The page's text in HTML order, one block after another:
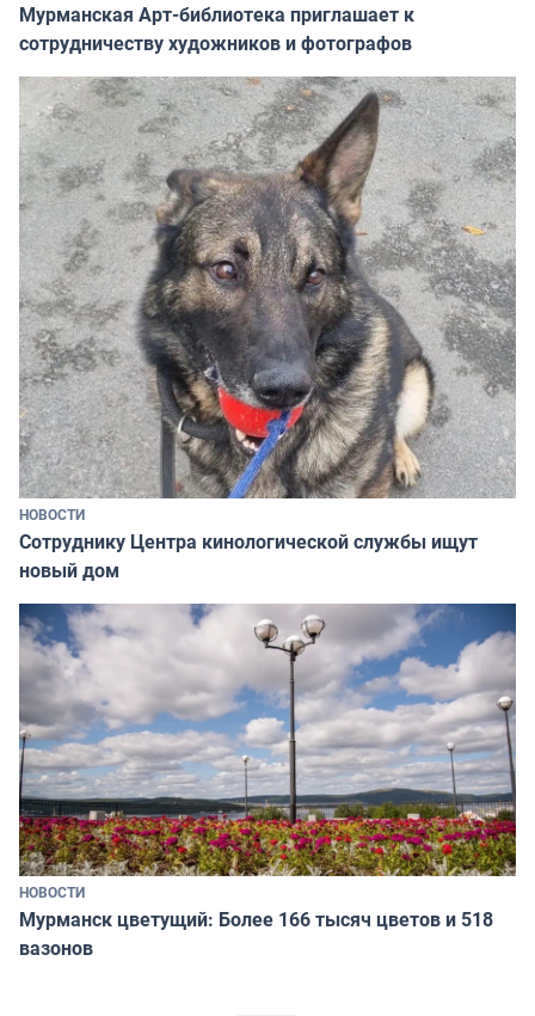
Мурманская Арт-библиотека приглашает к
сотрудничеству художников и фотографов
НОВОСТИ
Сотруднику Центра кинологической службы ищут
новый дом
НОВОСТИ
Мурманск цветущий: Более 166 тысяч цветов и 518
вазонов